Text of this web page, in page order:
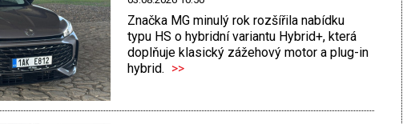
Značka MG minulý rok rozšířila nabídku
typu HS o hybridní variantu Hybrid+, která
doplňuje klasický zážehový motor a plug-in
hybrid. >>